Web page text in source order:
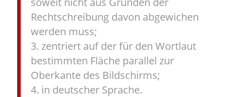
Rechtschreibung davon abgewichen
werden muss;
3. zentriert auf der für den Wortlaut
bestimmten Fläche parallel zur
Oberkante des Bildschirms;
4. in deutscher Sprache.